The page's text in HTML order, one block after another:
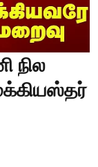
நில